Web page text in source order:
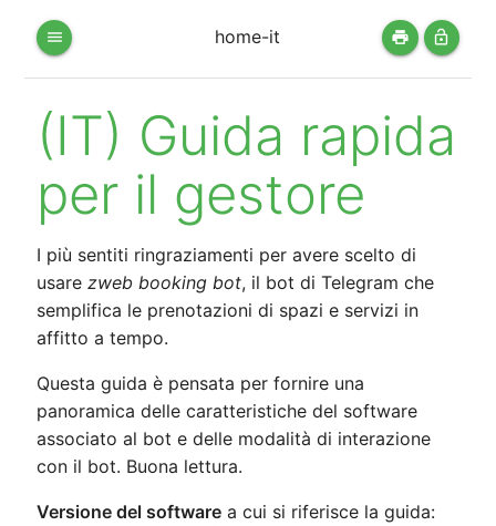
menu home-it print lock_open
(IT) Guida rapida
per il gestore
I più sentiti ringraziamenti per avere scelto di
usare zweb booking bot, il bot di Telegram che
semplifica le prenotazioni di spazi e servizi in
affitto a tempo.
Questa guida è pensata per fornire una
panoramica delle caratteristiche del software
associato al bot e delle modalità di interazione
con il bot. Buona lettura.
Versione del softwarea cui si riferisce la guida: